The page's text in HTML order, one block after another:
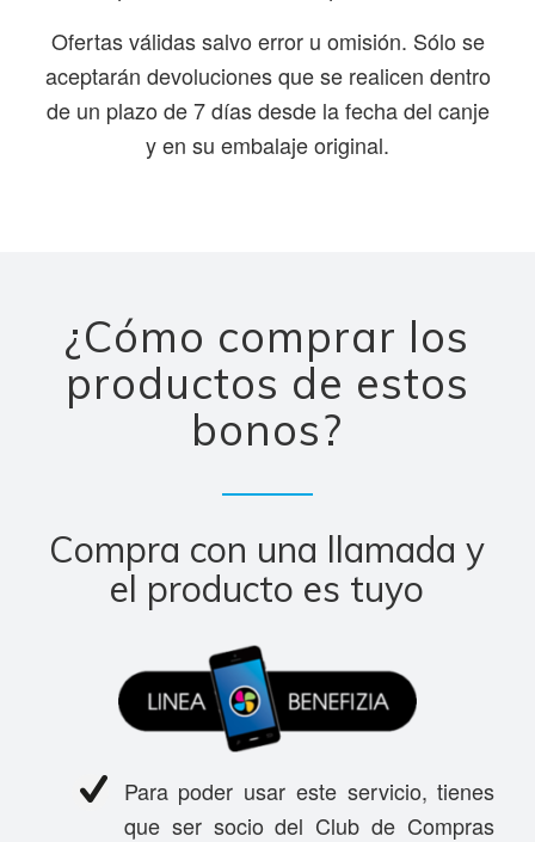
Ofertas válidas salvo error u omisión. Sólo se
aceptarán devoluciones que se realicen dentro
de un plazo de 7 días desde la fecha del canje
y en su embalaje original.
¿Cómo comprar los
productos de estos
bonos?
Compra con una llamada y
el producto es tuyo
Para poder usar este servicio, tienes
que ser socio del Club de Compras